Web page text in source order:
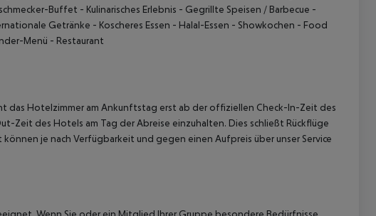
Buffet - Kulinarisches Erlebnis - Gegrillte Speisen / Barbecue -
Getränke - Koscheres Essen - Halal-Essen - Showkochen - Food
Menü - Restaurant
das Hotelzimmer am Ankunftstag erst ab der offiziellen Check-In-Zeit des
Zeit des Hotels am Tag der Abreise einzuhalten. Dies schließt Rückflüge
je nach Verfügbarkeit und gegen einen Aufpreis über unser Service